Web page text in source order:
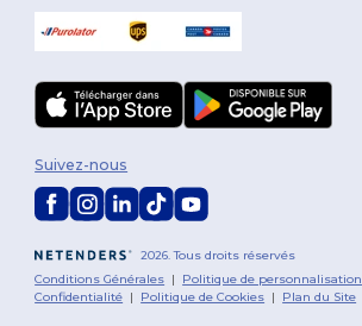
2026. Tous droits réservés
Conditions Générales | Politique de personnalisation
Confidentialité | Politique de Cookies | Plan du Site
Suivez-nous